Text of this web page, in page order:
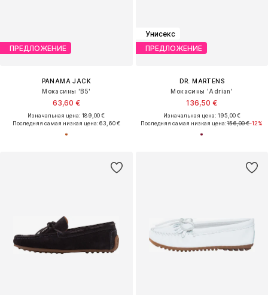
ПРЕДЛОЖЕНИЕ
PANAMA JACK
Мокасины 'B5'
63,60 €
Изначальная цена: 189,00 €
Последняя самая низкая цена:63,60 €
Унисекс
ПРЕДЛОЖЕНИЕ
DR. MARTENS
Мокасины 'Adrian'
136,50 €
Изначальная цена: 195,00 €
Последняя самая низкая цена:156,00 €-12%